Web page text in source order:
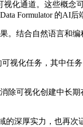
化通道。这些概念
Formulator 的AI
结合自然语言和编
化任务，其中任
可视化创建中长
深厚实力，也再次